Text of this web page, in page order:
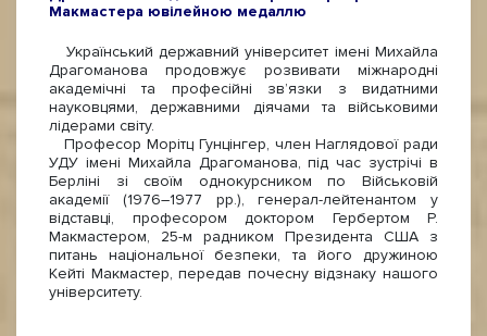
Макмастера ювілейною медаллю
Український державний університет імені Михайла
Драгоманова продовжує розвивати міжнародні
академічні та професійні зв’язки з видатними
науковцями, державними діячами та військовими
лідерами світу.
Професор Морітц Гунцінгер, член Наглядової ради
УДУ імені Михайла Драгоманова, під час зустрічі в
Берліні зі своїм однокурсником по Військовій
академії (1976–1977 рр.), генерал-лейтенантом у
відставці, професором доктором Гербертом Р.
Макмастером, 25-м радником Президента США з
питань національної безпеки, та його дружиною
Кейті Макмастер, передав почесну відзнаку нашого
університету.